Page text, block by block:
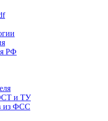
РФ
и ТУ
из ФСС